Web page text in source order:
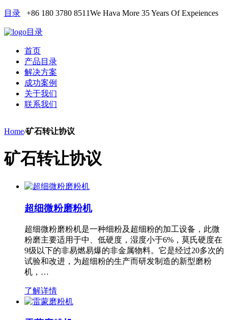
目录 +86 180 3780 8511We Hava More 35 Years Of Expeiences
目录
首页
产品目录
解决方案
成功案例
关于我们
联系我们
Home/矿石转让协议
矿石转让协议
超细微粉磨粉机
超细微粉磨粉机是一种细粉及超细粉的加工设备，此微
粉磨主要适用于中、低硬度，湿度小于6%，莫氏硬度在
9级以下的非易燃易爆的非金属物料。它是经过20多次的
试验和改进，为超细粉的生产而研发制造的新型磨粉
机，…
了解详情